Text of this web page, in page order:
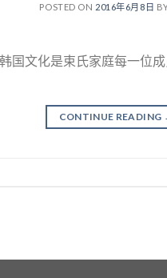
POSTED ON 2016年6月8日
国文化是束氏家庭每一位
CONTINUE READING